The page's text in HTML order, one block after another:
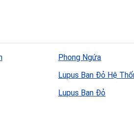
Phong Ngứa
Lupus Ban Đỏ Hệ
Lupus Ban Đỏ